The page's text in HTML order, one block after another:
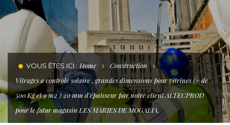
VOUS ÊTES ICI : Home
Construction
Vitrages a contrôle solaire , grandes dimensions pour vitrines (+ de
500 Kg et 9 m2 ) 20 mm d’épaisseur par notre client ALTECPROD
pour le futur magasin LES MARIES DE MOGALIA.